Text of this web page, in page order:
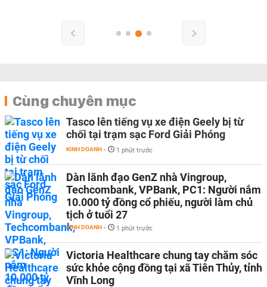
Cùng chuyên mục
Tasco lên tiếng vụ xe điện Geely bị từ
chối tại trạm sạc Ford Giải Phóng
KINH DOANH - 1 phút trước
Dàn lãnh đạo GenZ nhà Vingroup,
Techcombank, VPBank, PC1: Người nắm
10.000 tỷ đồng cổ phiếu, người làm chủ
tịch ở tuổi 27
KINH DOANH - 1 phút trước
Victoria Healthcare chung tay chăm sóc
sức khỏe cộng đồng tại xã Tiên Thủy, tỉnh
Vĩnh Long